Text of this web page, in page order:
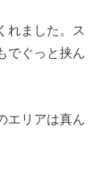
れました。ス
でぐっと挟ん
エリアは真ん